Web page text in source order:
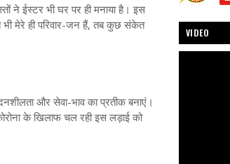
ने ईस्टर भी घर पर ही मनाया है। इस
मेरे ही परिवार-जन हैं, तब कुछ संकेत
और सेवा-भाव का प्रतीक बनाएं।
के खिलाफ चल रही इस लड़ाई को
VIDEO